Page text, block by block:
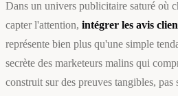
Dans un univers publicitaire saturé où
capter l'attention, intégrer les avis
représente bien plus qu'une simple
secrète des marketeurs malins qui
construit sur des preuves tangibles, pas